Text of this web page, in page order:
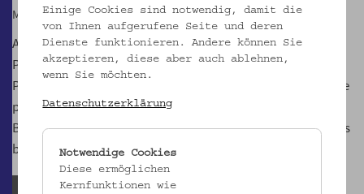
Mi, 14.05.2025, 08:00 – 18:00
Aufgrund des kürzlich eingereichten EU-Projekts „Turning
Points. Museums for a Democratic Future“, im Rahmen des
Programms Interreg VI-A 2021 bis 2027, besuchen wir unsere
potentielle neue Partnerinstitution: das Museum der Stadt
Bratislava (MMB), das im Apponyi Palais beim Alten Rathaus
beheimatet ist.
Anmeldefrist abgelaufen
Einige Cookies sind notwendig, damit die
von Ihnen aufgerufene Seite und deren
Dienste funktionieren. Andere können Sie
akzeptieren, diese aber auch ablehnen,
wenn Sie möchten.
Datenschutzerklärung
Notwendige Cookies
Diese ermöglichen
Kernfunktionen wie